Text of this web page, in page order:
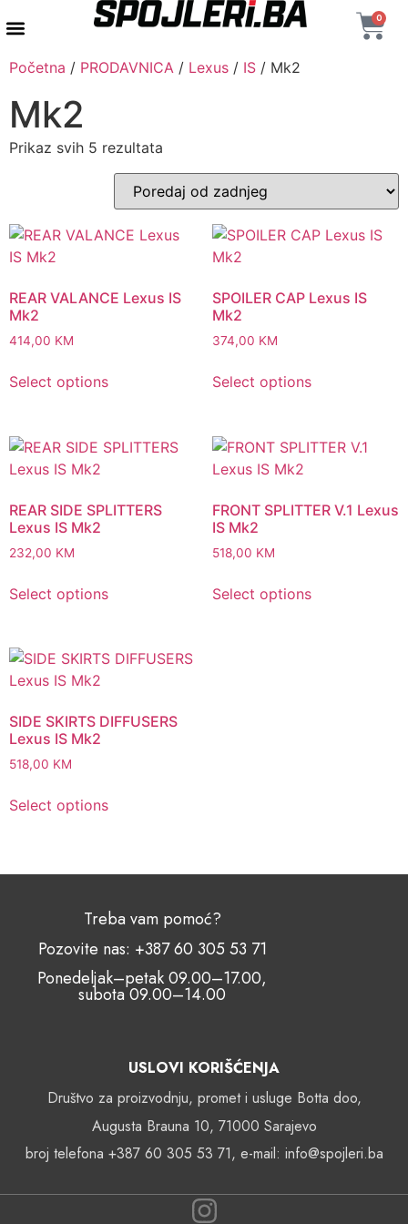
0
Početna / PRODAVNICA / Lexus / IS / Mk2
Mk2
Prikaz svih 5 rezultata
REAR VALANCE Lexus IS
Mk2
414,00 KM
Select options
SPOILER CAP Lexus IS
Mk2
374,00 KM
Select options
REAR SIDE SPLITTERS
Lexus IS Mk2
232,00 KM
Select options
FRONT SPLITTER V.1 Lexus
IS Mk2
518,00 KM
Select options
SIDE SKIRTS DIFFUSERS
Lexus IS Mk2
518,00 KM
Select options
USLOVI KORIŠĆENJA
Društvo za proizvodnju, promet i usluge Botta doo,
Augusta Brauna 10, 71000 Sarajevo
broj telefona +387 60 305 53 71, e-mail: info@spojleri.ba
Treba vam pomoć?
Pozovite nas: +387 60 305 53 71
Ponedeljak–petak 09.00–17.00,
subota 09.00–14.00